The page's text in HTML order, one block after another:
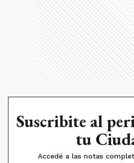
Suscribite al
tu
Accedé a las notas